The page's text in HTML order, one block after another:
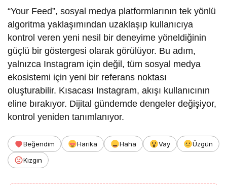
“Your Feed”, sosyal medya platformlarının tek yönlü
algoritma yaklaşımından uzaklaşıp kullanıcıya
kontrol veren yeni nesil bir deneyime yöneldiğinin
güçlü bir göstergesi olarak görülüyor. Bu adım,
yalnızca Instagram için değil, tüm sosyal medya
ekosistemi için yeni bir referans noktası
oluşturabilir. Kısacası Instagram, akışı kullanıcının
eline bırakıyor. Dijital gündemde dengeler değişiyor,
kontrol yeniden tanımlanıyor.
Beğendim Harika Haha Vay
Üzgün
Kızgın